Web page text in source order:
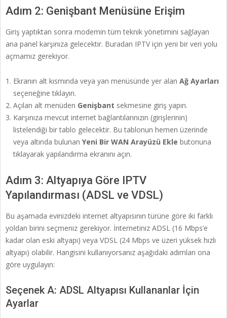
Adım 2: Genişbant Menüsüne Erişim
Giriş yaptıktan sonra modemin tüm teknik yönetimini sağlayan
ana panel karşınıza gelecektir. Buradan IPTV için yeni bir veri yolu
açmamız gerekiyor.
Ekranın alt kısmında veya yan menüsünde yer alan Ağ Ayarları
seçeneğine tıklayın.
Açılan alt menüden Genişbant sekmesine giriş yapın.
Karşınıza mevcut internet bağlantılarınızın (girişlerinin)
listelendiği bir tablo gelecektir. Bu tablonun hemen üzerinde
veya altında bulunan Yeni Bir WAN Arayüzü Ekle butonuna
tıklayarak yapılandırma ekranını açın.
Adım 3: Altyapıya Göre IPTV
Yapılandırması (ADSL ve VDSL)
Bu aşamada evinizdeki internet altyapısının türüne göre iki farklı
yoldan birini seçmeniz gerekiyor. İnternetiniz ADSL (16 Mbps’e
kadar olan eski altyapı) veya VDSL (24 Mbps ve üzeri yüksek hızlı
altyapı) olabilir. Hangisini kullanıyorsanız aşağıdaki adımları ona
göre uygulayın:
Seçenek A: ADSL Altyapısı Kullananlar İçin
Ayarlar